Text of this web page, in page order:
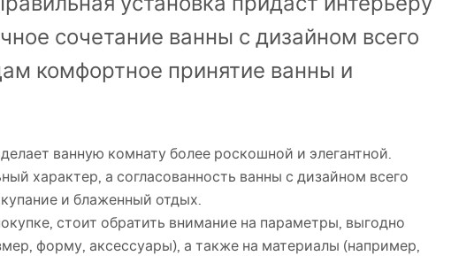
сочетание ванны с дизайном всего
комфортное принятие ванны и
ванную комнату более роскошной и элегантной.
характер, а согласованность ванны с дизайном всего
и блаженный отдых.
стоит обратить внимание на параметры, выгодно
форму, аксессуары), а также на материалы (например,